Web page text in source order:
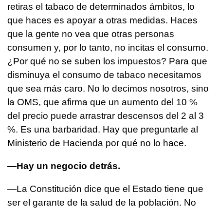
retiras el tabaco de determinados ámbitos, lo
que haces es apoyar a otras medidas. Haces
que la gente no vea que otras personas
consumen y, por lo tanto, no incitas el consumo.
¿Por qué no se suben los impuestos? Para que
disminuya el consumo de tabaco necesitamos
que sea más caro. No lo decimos nosotros, sino
la OMS, que afirma que un aumento del 10 %
del precio puede arrastrar descensos del 2 al 3
%. Es una barbaridad. Hay que preguntarle al
Ministerio de Hacienda por qué no lo hace.
—Hay un negocio detrás.
—La Constitución dice que el Estado tiene que
ser el garante de la salud de la población. No